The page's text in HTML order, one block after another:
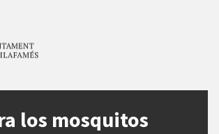
los mosquitos